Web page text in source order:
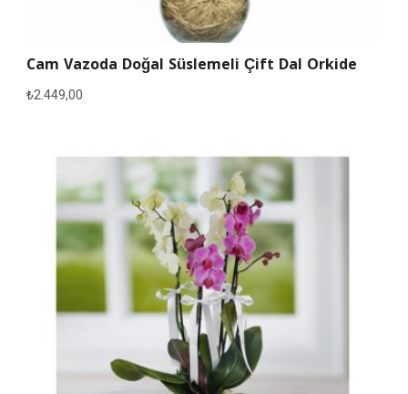
Cam Vazoda Doğal Süslemeli Çift Dal Orkide
₺2.449,00